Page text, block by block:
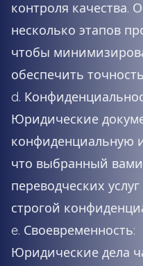
контроля качества.
несколько этапов
чтобы
обеспечить
d.
Юридические
конфиденциальную
что выбранный
переводческих
строгой
e. Своевременность:
Юридические дела